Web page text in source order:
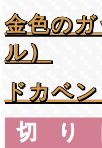
金色の
ル）
ドカベ
切